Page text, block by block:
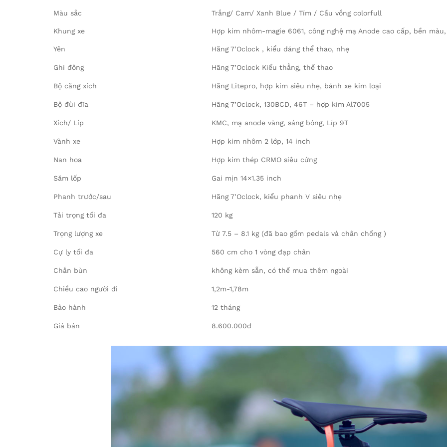
Màu sắc Trắng/ Cam/ Xanh Blue / Tím / Cầu vồng colorfull
Khung xe Hợp kim nhôm-magie 6061, công nghệ mạ Anode cao cấp, bền
Yên Hãng 7’Oclock , kiểu dáng thể thao, nhẹ
Ghi đông Hãng 7’Oclock Kiểu thẳng, thể thao
Bộ căng xích Hãng Litepro, hợp kim siêu nhẹ, bánh xe kim loại
Bộ đùi đĩa Hãng 7’Oclock, 130BCD, 46T – hợp kim Al7005
Xích/ Líp KMC, mạ anode vàng, sáng bóng, Líp 9T
Vành xe Hợp kim nhôm 2 lớp, 14 inch
Nan hoa Hợp kim thép CRMO siêu cứng
Săm lốp Gai mịn 14×1.35 inch
Phanh trước/sau Hãng 7’Oclock, kiểu phanh V siêu nhẹ
Tải trọng tối đa 120 kg
Trọng lượng xe Từ 7.5 – 8.1 kg (đã bao gồm pedals và chân chống )
Cự ly tối đa 560 cm cho 1 vòng đạp chân
Chắn bùn không kèm sẵn, có thể mua thêm ngoài
Chiều cao người đi 1,2m-1,78m
Bảo hành 12 tháng
Giá bán 8.600.000đ